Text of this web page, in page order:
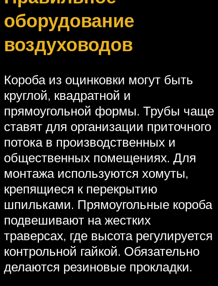
оборудование
воздуховодов
Короба из оцинковки могут быть
круглой, квадратной и
прямоугольной формы. Трубы чаще
ставят для организации приточного
потока в производственных и
общественных помещениях. Для
монтажа используются хомуты,
крепящиеся к перекрытию
шпильками. Прямоугольные короба
подвешивают на жестких
траверсах, где высота регулируется
контрольной гайкой. Обязательно
делаются резиновые прокладки.